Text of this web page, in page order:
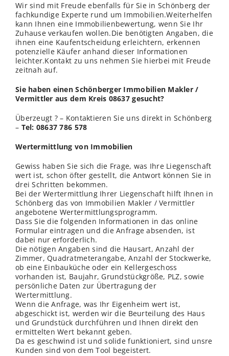
Wir sind mit Freude ebenfalls für Sie in Schönberg der
fachkundige Experte rund um Immobilien.Weiterhelfen
kann Ihnen eine Immobilienbewertung, wenn Sie Ihr
Zuhause verkaufen wollen.Die benötigten Angaben, die
ihnen eine Kaufentscheidung erleichtern, erkennen
potenzielle Käufer anhand dieser Informationen
leichter.Kontakt zu uns nehmen Sie hierbei mit Freude
zeitnah auf.
Sie haben einen Schönberger Immobilien Makler /
Vermittler aus dem Kreis 08637 gesucht?
Überzeugt ? – Kontaktieren Sie uns direkt in Schönberg
– Tel: 08637 786 578
Wertermittlung von Immobilien
Gewiss haben Sie sich die Frage, was Ihre Liegenschaft
wert ist, schon öfter gestellt, die Antwort können Sie in
drei Schritten bekommen.
Bei der Wertermittlung Ihrer Liegenschaft hilft Ihnen in
Schönberg das von Immobilien Makler / Vermittler
angebotene Wertermittlungsprogramm.
Dass Sie die folgenden Informationen in das online
Formular eintragen und die Anfrage absenden, ist
dabei nur erforderlich.
Die nötigen Angaben sind die Hausart, Anzahl der
Zimmer, Quadratmeterangabe, Anzahl der Stockwerke,
ob eine Einbauküche oder ein Kellergeschoss
vorhanden ist, Baujahr, Grundstückgröße, PLZ, sowie
persönliche Daten zur Übertragung der
Wertermittlung.
Wenn die Anfrage, was Ihr Eigenheim wert ist,
abgeschickt ist, werden wir die Beurteilung des Haus
und Grundstück durchführen und Ihnen direkt den
ermittelten Wert bekannt geben.
Da es geschwind ist und solide funktioniert, sind unsre
Kunden sind von dem Tool begeistert.